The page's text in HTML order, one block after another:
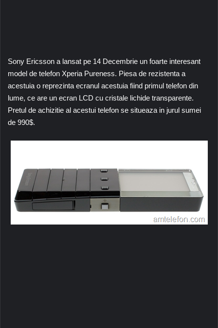
Sony Ericsson a lansat pe 14 Decembrie un foarte interesant
model de telefon Xperia Pureness. Piesa de rezistenta a
acestuia o reprezinta ecranul acestuia fiind primul telefon din
lume, ce are un ecran LCD cu cristale lichide transparente.
Pretul de achizitie al acestui telefon se situeaza in jurul sumei
de 990$.